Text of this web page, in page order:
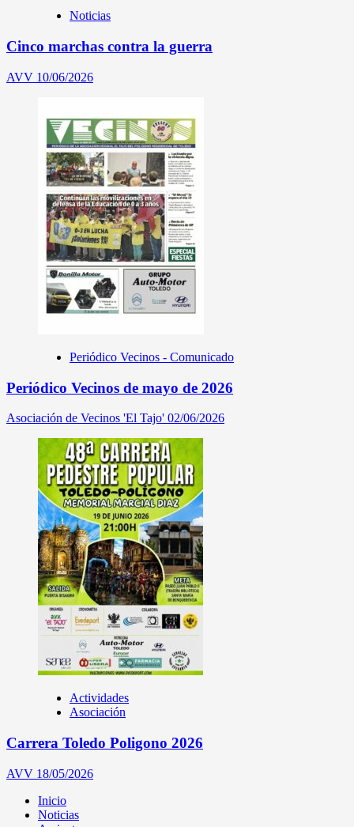
Noticias
Cinco marchas contra la guerra
AVV 10/06/2026
Periódico Vecinos - Comunicado
Periódico Vecinos de mayo de 2026
Asociación de Vecinos 'El Tajo' 02/06/2026
Actividades
Asociación
Carrera Toledo Poligono 2026
AVV 18/05/2026
Inicio
Noticias